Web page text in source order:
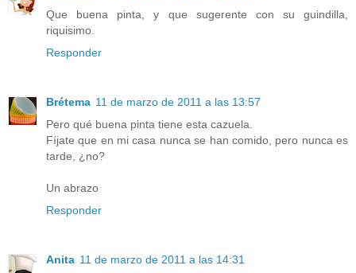
Que buena pinta, y que sugerente con su guindilla,
riquisimo.
Responder
Brétema 11 de marzo de 2011 a las 13:57
Pero qué buena pinta tiene esta cazuela.
Fíjate que en mi casa nunca se han comido, pero nunca es
tarde, ¿no?
Un abrazo
Responder
Anita 11 de marzo de 2011 a las 14:31